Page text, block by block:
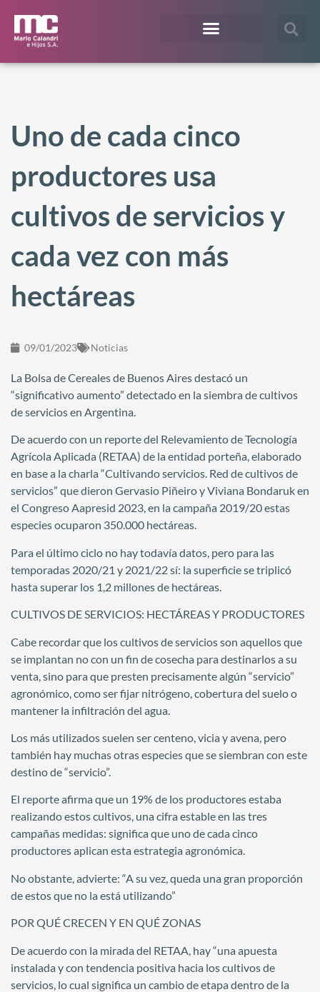
Uno de cada cinco
productores usa
cultivos de servicios y
cada vez con más
hectáreas
09/01/2023 Noticias
La Bolsa de Cereales de Buenos Aires destacó un
“significativo aumento” detectado en la siembra de cultivos
de servicios en Argentina.
De acuerdo con un reporte del Relevamiento de Tecnología
Agrícola Aplicada (RETAA) de la entidad porteña, elaborado
en base a la charla “Cultivando servicios. Red de cultivos de
servicios” que dieron Gervasio Piñeiro y Viviana Bondaruk en
el Congreso Aapresid 2023, en la campaña 2019/20 estas
especies ocuparon 350.000 hectáreas.
Para el último ciclo no hay todavía datos, pero para las
temporadas 2020/21 y 2021/22 sí: la superficie se triplicó
hasta superar los 1,2 millones de hectáreas.
CULTIVOS DE SERVICIOS: HECTÁREAS Y PRODUCTORES
Cabe recordar que los cultivos de servicios son aquellos que
se implantan no con un fin de cosecha para destinarlos a su
venta, sino para que presten precisamente algún “servicio”
agronómico, como ser fijar nitrógeno, cobertura del suelo o
mantener la infiltración del agua.
Los más utilizados suelen ser centeno, vicia y avena, pero
también hay muchas otras especies que se siembran con este
destino de “servicio”.
El reporte afirma que un 19% de los productores estaba
realizando estos cultivos, una cifra estable en las tres
campañas medidas: significa que uno de cada cinco
productores aplican esta estrategia agronómica.
No obstante, advierte: “A su vez, queda una gran proporción
de estos que no la está utilizando”
POR QUÉ CRECEN Y EN QUÉ ZONAS
De acuerdo con la mirada del RETAA, hay “una apuesta
instalada y con tendencia positiva hacia los cultivos de
servicios, lo cual significa un cambio de etapa dentro de la